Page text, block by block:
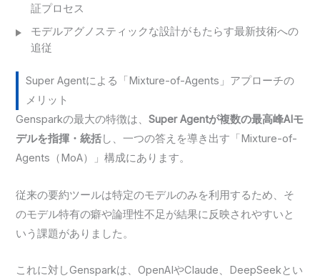
証プロセス
モデルアグノスティックな設計がもたらす最新技術への
追従
Super Agentによる「Mixture-of-Agents」アプローチの
メリット
Gensparkの最大の特徴は、Super Agentが複数の最高峰AIモ
デルを指揮・統括し、一つの答えを導き出す「Mixture-of-
Agents（MoA）」構成にあります。
従来の要約ツールは特定のモデルのみを利用するため、そ
のモデル特有の癖や論理性不足が結果に反映されやすいと
いう課題がありました。
これに対しGensparkは、OpenAIやClaude、DeepSeekとい